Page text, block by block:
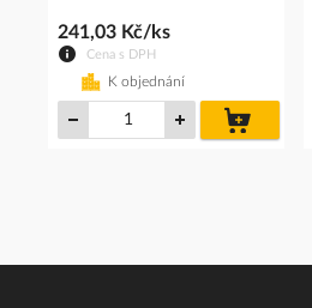
Cena s DPH
241,03 Kč/ks
K objednání
košíku